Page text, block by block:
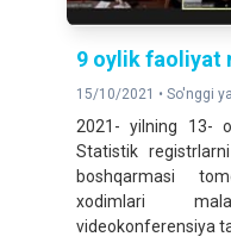
9 oylik faoliyat
15/10/2021 • So'nggi
2021- yilning 13-
Statistik
boshqarmasi
xodimlari
videokonferensiya